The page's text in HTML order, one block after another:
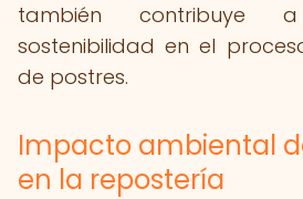
también contribuye
sostenibilidad en el
de postres.
Impacto ambiental
en la repostería